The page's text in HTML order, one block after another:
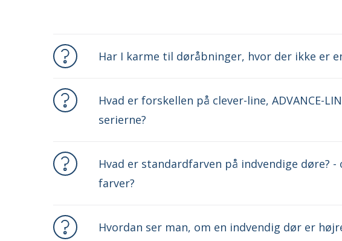
Har I karme til døråbninger, hvor der ikke er
Hvad er forskellen på clever-line, ADVANCE-
serierne?
Hvad er standardfarven på indvendige døre?
farver?
Hvordan ser man, om en indvendig dør er